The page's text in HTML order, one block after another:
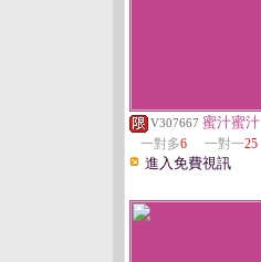
V307667 蜜汁蜜汁
一對多6 一對一25
進入免費視訊